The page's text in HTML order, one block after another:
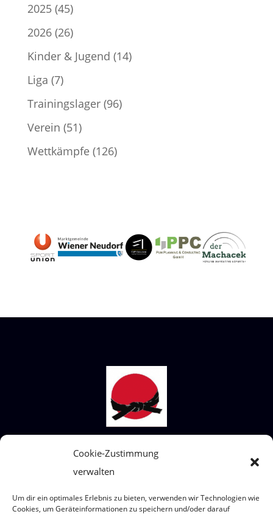
Cookie-Zustimmung
verwalten
Um dir ein optimales Erlebnis zu bieten, verwenden wir Technologien wie
Cookies, um Geräteinformationen zu speichern und/oder darauf
2025(45)
2026(26)
Kinder & Jugend (14)
Liga (7)
Trainingslager(96)
Verein (51)
Wettkämpfe(126)
STECKBRIEF SHIAI-DO
Wir sind ein Judoverein für alle Altersklassen
Wo? Eumigweg 1/3, 2351 Wiener Neudorf